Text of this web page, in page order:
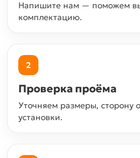
Напишите нам — поможем
комплектацию.
2
Проверка проёма
Уточняем размеры, сторону
установки.